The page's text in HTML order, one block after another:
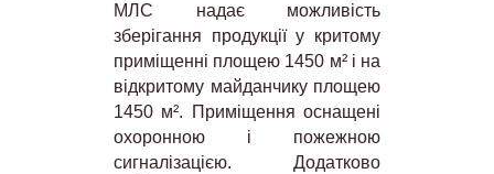
МЛС надає можливість
зберігання продукції у критому
приміщенні площею 1450 м² і на
відкритому майданчику площею
1450 м². Приміщення оснащені
охоронною і пожежною
сигналізацією. Додатково